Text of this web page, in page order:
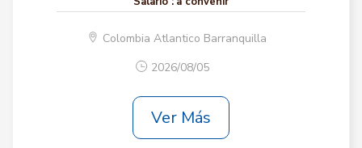
Colombia Atlantico Barranquilla
2026/08/05
Ver Más